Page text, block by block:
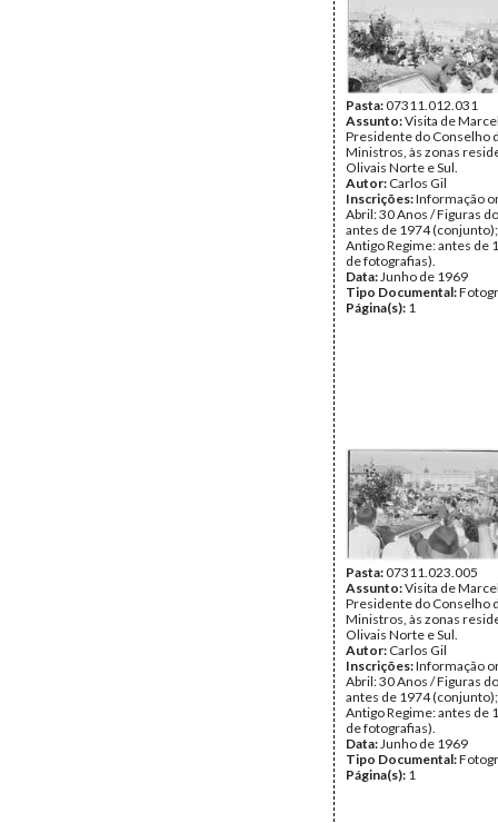
Pasta:07311.012.031
Assunto:Visita de
Presidente do Conselho
Ministros, às zonas
Olivais Norte e Sul.
Autor: Carlos Gil
Inscrições:Informação
Abril: 30 Anos / Figuras
antes de 1974
Antigo Regime: antes de
de fotografias).
Data:Junho de 1969
Tipo Documental:
Página(s): 1
Pasta:07311.023.005
Assunto:Visita de
Presidente do Conselho
Ministros, às zonas
Olivais Norte e Sul.
Autor: Carlos Gil
Inscrições:Informação
Abril: 30 Anos / Figuras
antes de 1974
Antigo Regime: antes de
de fotografias).
Data:Junho de 1969
Tipo Documental:
Página(s): 1